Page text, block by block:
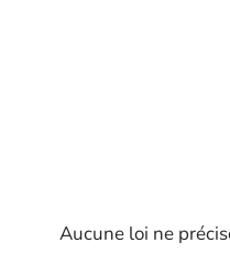
Aucune loi ne